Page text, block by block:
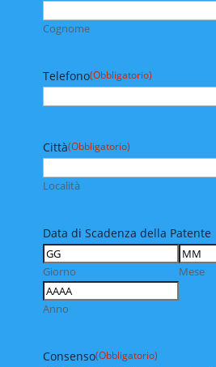
Cognome
Telefono(Obbligatorio)
Città(Obbligatorio)
Località
Data di Scadenza della Patente
Giorno Mese
Anno
Consenso(Obbligatorio)